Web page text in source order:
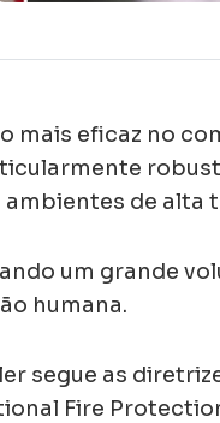
mais eficaz no
de alta
um grande
humana.
segue as
Fire